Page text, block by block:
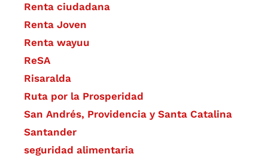
Renta ciudadana
Renta Joven
Renta wayuu
ReSA
Risaralda
Ruta por la Prosperidad
San Andrés, Providencia y Santa Catalina
Santander
seguridad alimentaria